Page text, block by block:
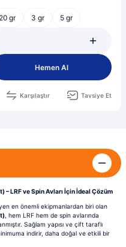
20 gr 3 gr 5 gr
Hemen Al
Karşılaştır Tavsiye Et
– LRF ve Spin Avları İçin İdeal Çözüm
en önemli ekipmanlardan biri olan
, hem LRF hem de spin avlarında
Sağlam yapısı ve çift taraflı
indirir, daha doğal ve etkili bir